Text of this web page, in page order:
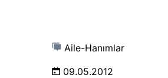
Aile-Hanımlar
09.05.2012